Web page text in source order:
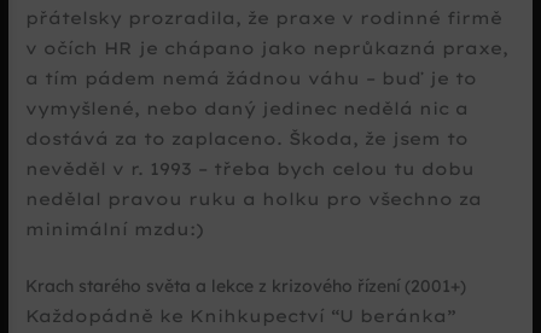
přátelsky prozradila, že praxe v rodinné firmě
v očích HR je chápano jako neprůkazná praxe,
a tím pádem nemá žádnou váhu – buď je to
vymyšlené, nebo daný jedinec nedělá nic a
dostává za to zaplaceno. Škoda, že jsem to
nevěděl v r. 1993 – třeba bych celou tu dobu
nedělal pravou ruku a holku pro všechno za
minimální mzdu:)
Krach starého světa a lekce z krizového řízení (2001+)
Každopádně ke Knihkupectví “U beránka”